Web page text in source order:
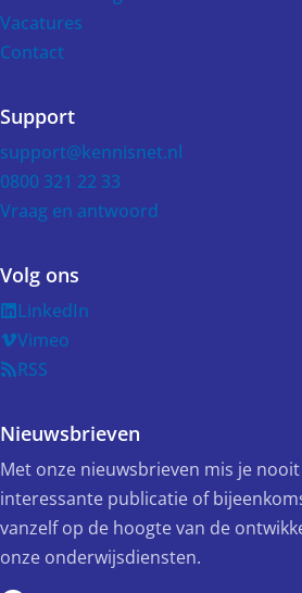
Vacatures
Contact
Support
support@kennisnet.nl
0800 321 22 33
Vraag en antwoord
Volg ons
LinkedIn
Vimeo
RSS
Nieuwsbrieven
Met onze nieuwsbrieven mis je
interessante publicatie of
vanzelf op de hoogte van de
onze onderwijsdiensten.